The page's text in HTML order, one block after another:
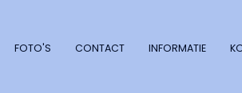
FOTO'S CONTACT INFORMATIE